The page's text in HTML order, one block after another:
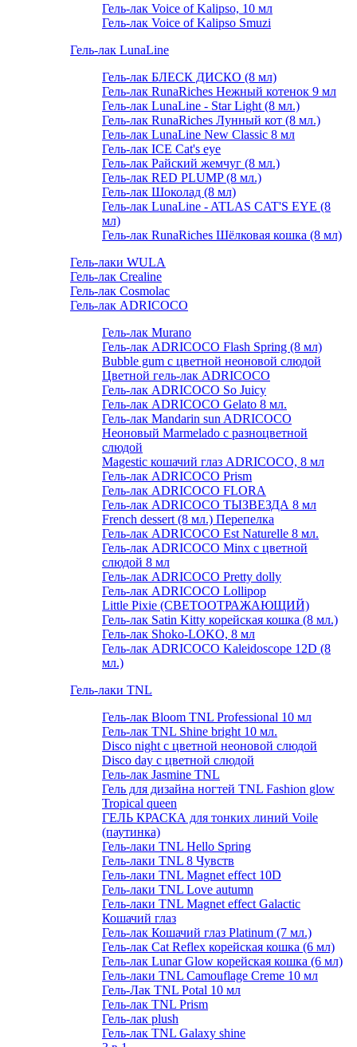
Гель-лак Voice of Kalipso, 10 мл
Гель-лак Voice of Kalipso Smuzi
Гель-лак LunaLine
Гель-лак БЛЕСК ДИСКО (8 мл)
Гель-лак RunaRiches Нежный котенок 9 мл
Гель-лак LunaLine - Star Light (8 мл.)
Гель-лак RunaRiches Лунный кот (8 мл.)
Гель-лак LunaLine New Classic 8 мл
Гель-лак ICE Cat's eye
Гель-лак Райский жемчуг (8 мл.)
Гель-лак RED PLUMP (8 мл.)
Гель-лак Шоколад (8 мл)
Гель-лак LunaLine - ATLAS CAT'S EYE (8
мл)
Гель-лак RunaRiches Шёлковая кошка (8 мл)
Гель-лаки WULA
Гель-лак Crealine
Гель-лак Cosmolac
Гель-лак ADRICOCO
Гель-лак Murano
Гель-лак ADRICOCO Flash Spring (8 мл)
Bubble gum с цветной неоновой слюдой
Цветной гель-лак ADRICOCO
Гель-лак ADRICOCO So Juicy
Гель-лак ADRICOCO Gelato 8 мл.
Гель-лак Mandarin sun ADRICOCO
Неоновый Marmelado с разноцветной
слюдой
Magestic кошачий глаз ADRICOCO, 8 мл
Гель-лак ADRICOCO Prism
Гель-лак ADRICOCO FLORA
Гель-лак ADRICOCO ТЫЗВЕЗДА 8 мл
French dessert (8 мл.) Перепелка
Гель-лак ADRICOCO Est Naturelle 8 мл.
Гель-лак ADRICOCO Minx с цветной
слюдой 8 мл
Гель-лак ADRICOCO Pretty dolly
Гель-лак ADRICOCO Lollipop
Little Pixie (СВЕТООТРАЖАЮЩИЙ)
Гель-лак Satin Kitty корейская кошка (8 мл.)
Гель-лак Shoko-LOKO, 8 мл
Гель-лак ADRICOCO Kaleidoscope 12D (8
мл.)
Гель-лаки TNL
Гель-лак Bloom TNL Professional 10 мл
Гель-лак TNL Shine bright 10 мл.
Disco night с цветной неоновой слюдой
Disco day с цветной слюдой
Гель-лак Jasmine TNL
Гель для дизайна ногтей TNL Fashion glow
Tropical queen
ГЕЛЬ КРАСКА для тонких линий Voile
(паутинка)
Гель-лаки TNL Hello Spring
Гель-лаки TNL 8 Чувств
Гель-лаки TNL Magnet effect 10D
Гель-лаки TNL Love autumn
Гель-лаки TNL Magnet effect Galactic
Кошачий глаз
Гель-лак Кошачий глаз Platinum (7 мл.)
Гель-лак Cat Reflex корейская кошка (6 мл)
Гель-лак Lunar Glow корейская кошка (6 мл)
Гель-лаки TNL Camouflage Creme 10 мл
Гель-Лак TNL Potal 10 мл
Гель-лак TNL Prism
Гель-лак plush
Гель-лак TNL Galaxy shine